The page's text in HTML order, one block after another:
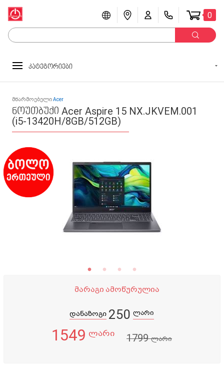
0
კატეგორიები
მწარმოებელიAcer
ნოუთბუქი Acer Aspire 15 NX.JKVEM.001
(i5-13420H/8GB/512GB)
მარაგი ამოწურულია
დანაზოგი 250 ლარი
1549 ლარი 1799ლარი